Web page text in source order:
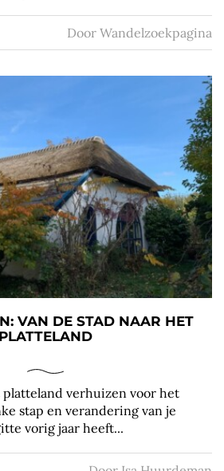
Door Wandelzoekpagina
VAN DE STAD NAAR HET
PLATTELAND
platteland verhuizen voor het
stap en verandering van je
vorig jaar heeft...